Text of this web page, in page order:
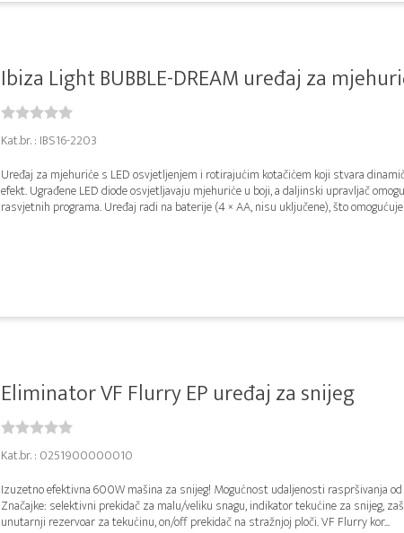
Ibiza Light BUBBLE-DREAM uređaj za
Kat.br. : IBS16-2203
Uređaj za mjehuriće s LED osvjetljenjem i rotirajućim kotačićem koji stvara
efekt. Ugrađene LED diode osvjetljavaju mjehuriće u boji, a daljinski upravljač
rasvjetnih programa. Uređaj radi na baterije (4 × AA, nisu uključene), što omogućuje
Eliminator VF Flurry EP uređaj za snijeg
Kat.br. : 0251900000010
Izuzetno efektivna 600W mašina za snijeg! Mogućnost udaljenosti raspršivanja
Značajke: selektivni prekidač za malu/veliku snagu, indikator tekućine za snijeg,
unutarnji rezervoar za tekućinu, on/off prekidač na stražnjoj ploči. VF Flurry kor...